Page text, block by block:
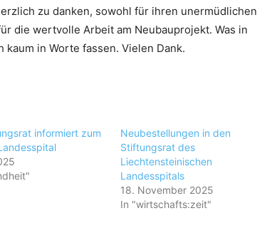
zu danken, sowohl für ihren unermüdlichen
die wertvolle Arbeit am Neubauprojekt. Was in
in Worte fassen. Vielen Dank.
informiert zum
Neubestellungen in den
Stiftungsrat des
Liechtensteinischen
Landesspitals
18. November 2025
In "wirtschafts:zeit"